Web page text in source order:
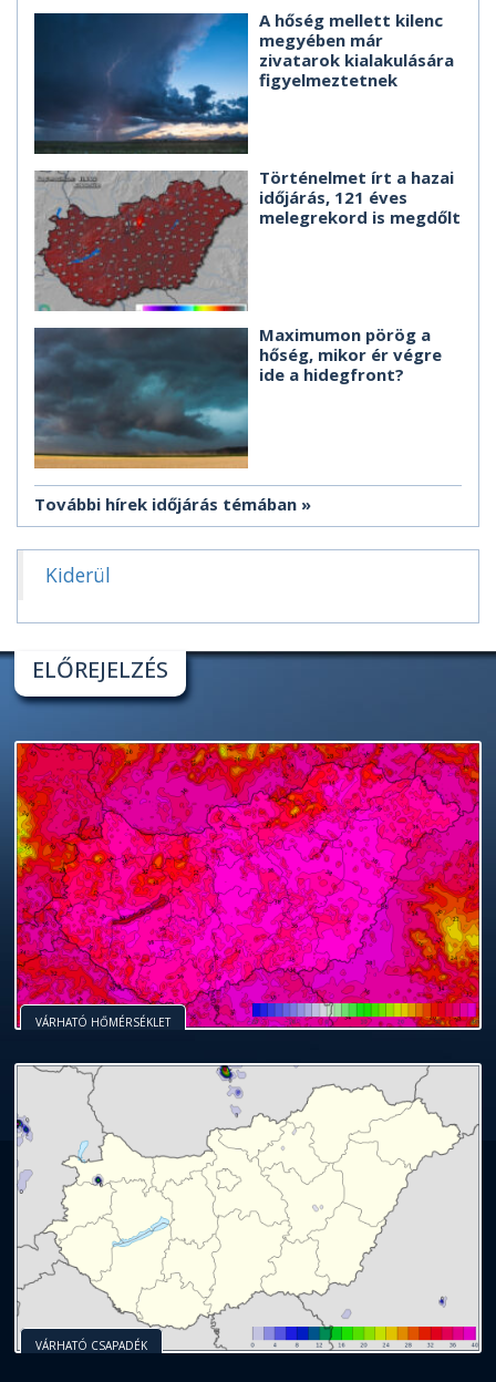
A hőség mellett kilenc
megyében már
zivatarok kialakulására
figyelmeztetnek
Történelmet írt a hazai
időjárás, 121 éves
melegrekord is megdőlt
Maximumon pörög a
hőség, mikor ér végre
ide a hidegfront?
További hírek időjárás témában
Kiderül
ELŐREJELZÉS
VÁRHATÓ HŐMÉRSÉKLET
VÁRHATÓ CSAPADÉK